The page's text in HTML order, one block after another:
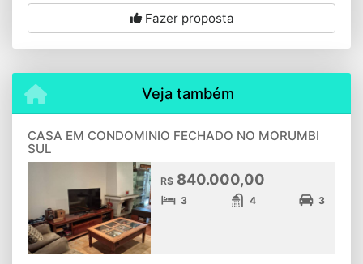
Fazer proposta
Veja também
CASA EM CONDOMINIO FECHADO NO MORUMBI
SUL
R$ 840.000,00
3 4 3